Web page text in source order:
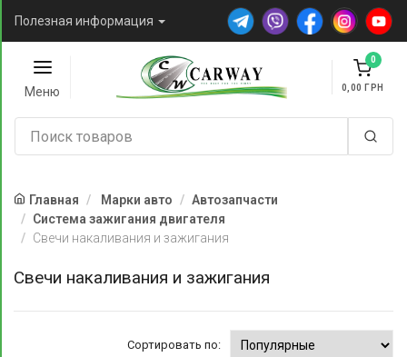
Полезная информация
Меню
0
0,00
Главная Марки авто
Автозапчасти
Система зажигания двигателя
Свечи накаливания и зажигания
Свечи накаливания и зажигания
Сортировать по: